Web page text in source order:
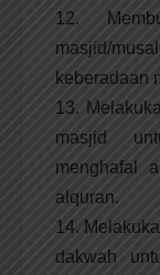
12.
masjid/
keberadaan
13.
masjid
menghafal
alquran.
14.
dakwah